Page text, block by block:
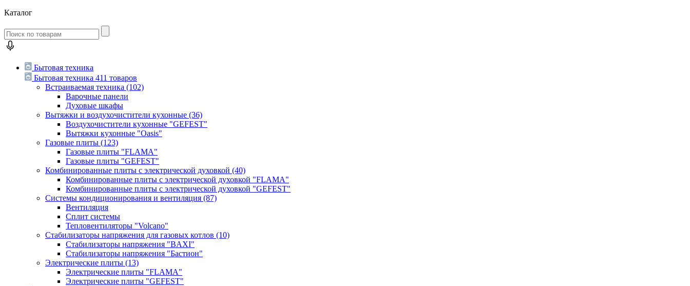
Каталог
Бытовая техника
Бытовая техника 411 товаров
Встраиваемая техника (102)
Варочные панели
Духовые шкафы
Вытяжки и воздухочистители кухонные (36)
Воздухочистители кухонные "GEFEST"
Вытяжки кухонные "Oasis"
Газовые плиты (123)
Газовые плиты "FLAMA"
Газовые плиты "GEFEST"
Комбинированные плиты с электрической духовкой (40)
Комбинированные плиты с электрической духовкой "FLAMA"
Комбинированные плиты с электрической духовкой "GEFEST"
Системы кондиционирования и вентиляция (87)
Вентиляция
Сплит системы
Тепловентиляторы "Volcano"
Стабилизаторы напряжения для газовых котлов (10)
Стабилизаторы напряжения "BAXI"
Стабилизаторы напряжения "Бастион"
Электрические плиты (13)
Электрические плиты "FLAMA"
Электрические плиты "GEFEST"